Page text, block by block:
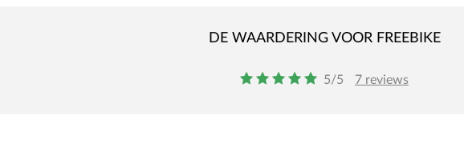
DE WAARDERING VOOR FREEBIKE
o o o o o 5/5 7 reviews